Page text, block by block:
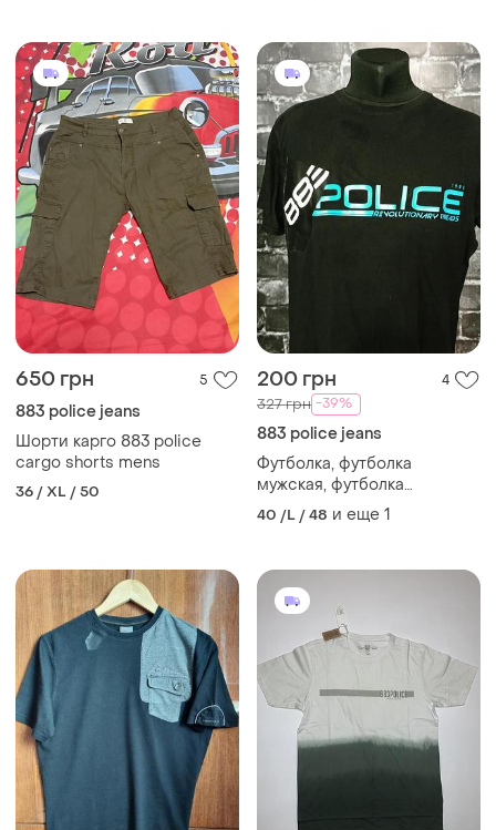
650 грн 5
883 police jeans
Шорти карго 883 police
cargo shorts mens
36 / XL / 50
200 грн 4
327 грн -39%
883 police jeans
Футболка, футболка
мужская, футболка
спортивная, мото футболка,
футболка хлопок
40 /L / 48 и еще 1